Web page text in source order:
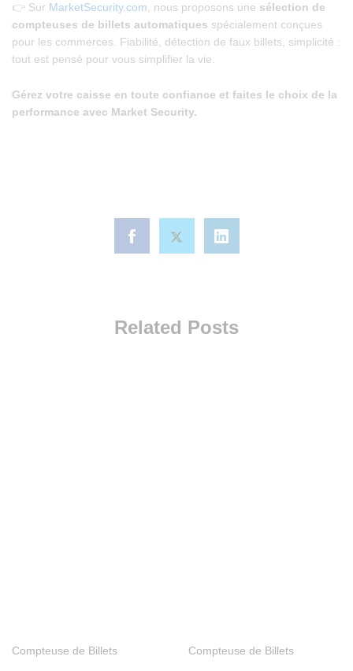
👉 Sur MarketSecurity.com , nous proposons une sélection de
compteuses de billets automatiques spécialement conçues
pour les commerces. Fiabilité, détection de faux billets, simplicité :
tout est pensé pour vous simplifier la vie.
Gérez votre caisse en toute confiance et faites le choix de la
performance avec Market Security.
Related Posts
Compteuse de Billets Compteuse de Billets